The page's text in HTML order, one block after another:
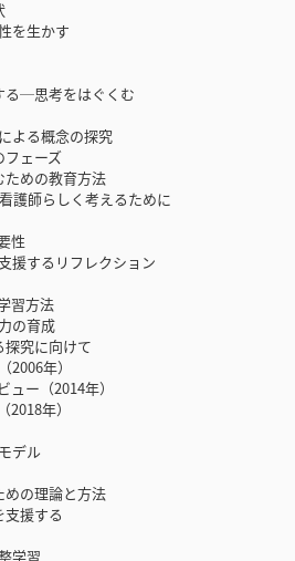
を生かす
─思考をはぐくむ
る概念の探究
ェーズ
めの教育方法
師らしく考えるために
性
するリフレクション
習方法
の育成
究に向けて
年）
ー（2014年）
年）
デル
の理論と方法
援する
学習